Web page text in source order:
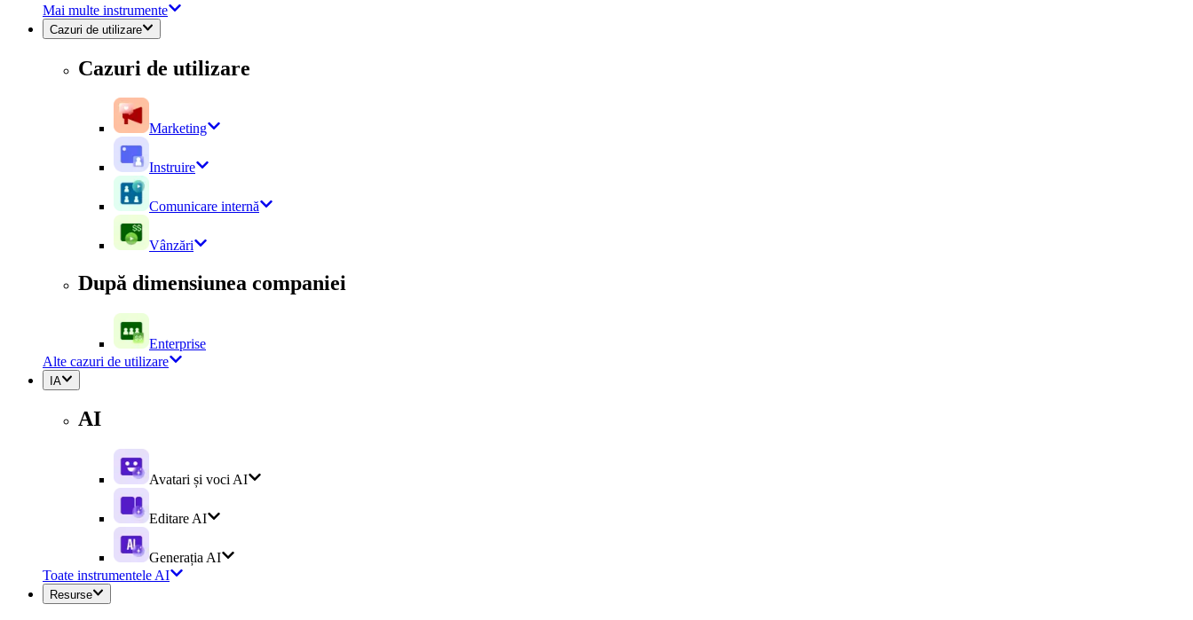
Mai multe instrumente
Cazuri de utilizare
Cazuri de utilizare
Marketing
Instruire
Comunicare internă
Vânzări
După dimensiunea companiei
Enterprise
Alte cazuri de utilizare
IA
AI
Avatari și voci AI
Editare AI
Generația AI
Toate instrumentele AI
Resurse